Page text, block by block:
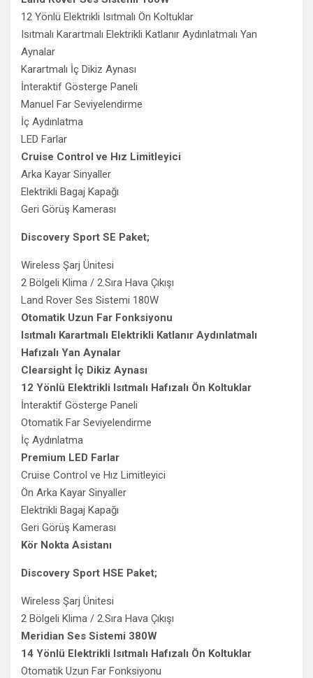
12 Yönlü Elektrikli Isıtmalı Ön Koltuklar
Isıtmalı Karartmalı Elektrikli Katlanır Aydınlatmalı Yan
Aynalar
Karartmalı İç Dikiz Aynası
İnteraktif Gösterge Paneli
Manuel Far Seviyelendirme
İç Aydınlatma
LED Farlar
Cruise Control ve Hız Limitleyici
Arka Kayar Sinyaller
Elektrikli Bagaj Kapağı
Geri Görüş Kamerası
Discovery Sport SE Paket;
Wireless Şarj Ünitesi
2 Bölgeli Klima / 2.Sıra Hava Çıkışı
Land Rover Ses Sistemi 180W
Otomatik Uzun Far Fonksiyonu
Isıtmalı Karartmalı Elektrikli Katlanır Aydınlatmalı
Hafızalı Yan Aynalar
Clearsight İç Dikiz Aynası
12 Yönlü Elektrikli Isıtmalı Hafızalı Ön Koltuklar
İnteraktif Gösterge Paneli
Otomatik Far Seviyelendirme
İç Aydınlatma
Premium LED Farlar
Cruise Control ve Hız Limitleyici
Ön Arka Kayar Sinyaller
Elektrikli Bagaj Kapağı
Geri Görüş Kamerası
Kör Nokta Asistanı
Discovery Sport HSE Paket;
Wireless Şarj Ünitesi
2 Bölgeli Klima / 2.Sıra Hava Çıkışı
Meridian Ses Sistemi 380W
14 Yönlü Elektrikli Isıtmalı Hafızalı Ön Koltuklar
Otomatik Uzun Far Fonksiyonu